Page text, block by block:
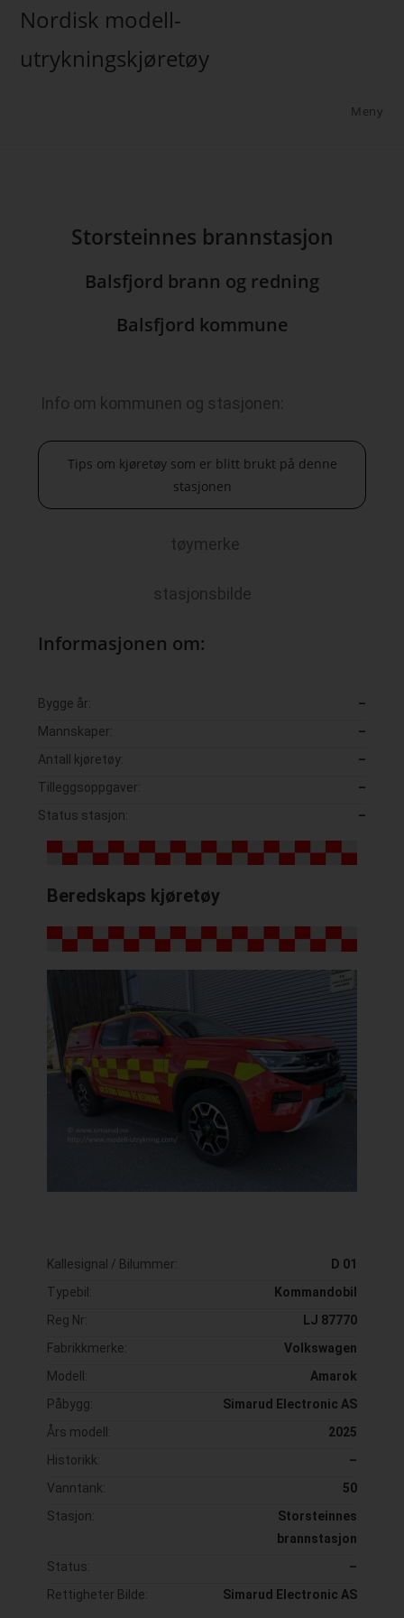
Nordisk modell-
utrykningskjøretøy
Meny
Storsteinnes brannstasjon
Balsfjord brann og redning
Balsfjord kommune
Info om kommunen og stasjonen:
Tips om kjøretøy som er blitt brukt på denne
stasjonen
tøymerke
stasjonsbilde
Informasjonen om:
Bygge år:
–
Mannskaper:
–
Antall kjøretøy:
–
Tilleggsoppgaver:
–
Status stasjon:
–
Beredskaps kjøretøy
Kallesignal / Bilummer:
D 01
Typebil:
Kommandobil
Reg Nr:
LJ 87770
Fabrikkmerke:
Volkswagen
Modell:
Amarok
Påbygg:
Simarud Electronic AS
Års modell:
2025
Historikk:
–
Vanntank:
50
Stasjon:
Storsteinnes
brannstasjon
Status:
–
Rettigheter Bilde:
Simarud Electronic AS